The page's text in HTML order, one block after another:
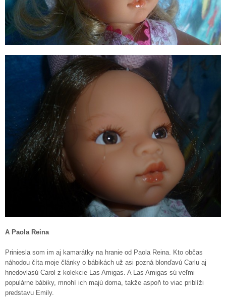
A Paola Reina
Priniesla som im aj kamarátky na hranie od Paola Reina. Kto občas
náhodou číta moje články o bábikách už asi pozná blonďavú Carlu aj
hnedovlasú Carol z kolekcie Las Amigas. A Las Amigas sú veľmi
populárne bábiky, mnohí ich majú doma, takže aspoň to viac priblíži
predstavu Emily.